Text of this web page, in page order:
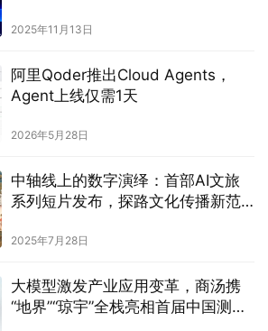
2025年11月13日
阿里Qoder推出Cloud Agents，
Agent上线仅需1天
2026年5月28日
中轴线上的数字演绎：首部AI文旅
系列短片发布，探路文化传播新范
2025年7月28日
大模型激发产业应用变革，商汤携
“地界”“琼宇”全栈亮相首届中国测绘